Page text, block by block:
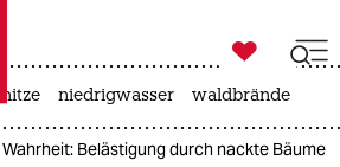
taz zahl ich
zahl ich

taz zahl ich
hitze niedrigwasser waldbrände
Wahrheit: Belästigung durch nackte Bäume